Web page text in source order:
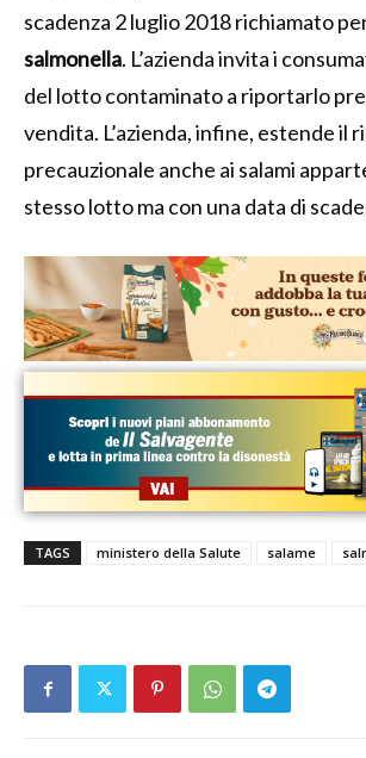
scadenza 2 luglio 2018 richiamato
salmonella. L’azienda invita i
del lotto contaminato a riportarlo
vendita. L’azienda, infine, estende il
precauzionale anche ai salami
stesso lotto ma con una data di
TAGS ministero della Salute salame